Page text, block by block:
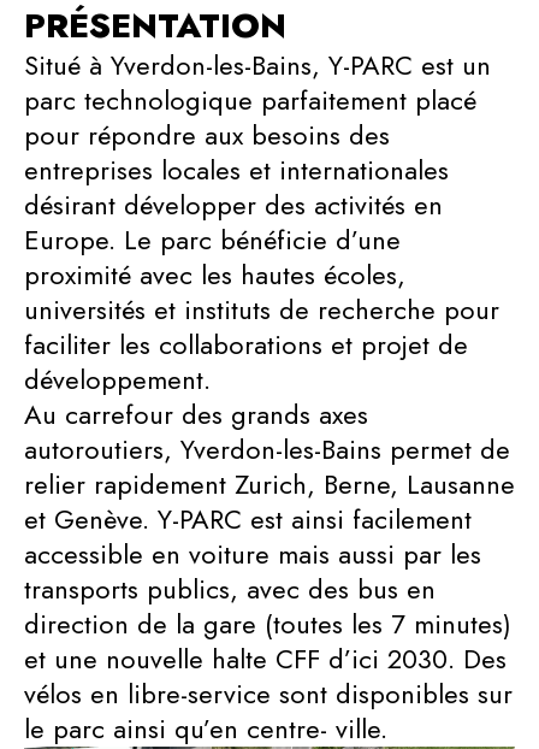
PRÉSENTATION
Situé à Yverdon-les-Bains, Y-PARC est un
parc technologique parfaitement placé
pour répondre aux besoins des
entreprises locales et internationales
désirant développer des activités en
Europe. Le parc bénéficie d’une
proximité avec les hautes écoles,
universités et instituts de recherche pour
faciliter les collaborations et projet de
développement.
Au carrefour des grands axes
autoroutiers, Yverdon-les-Bains permet de
relier rapidement Zurich, Berne, Lausanne
et Genève. Y-PARC est ainsi facilement
accessible en voiture mais aussi par les
transports publics, avec des bus en
direction de la gare (toutes les 7 minutes)
et une nouvelle halte CFF d’ici 2030. Des
vélos en libre-service sont disponibles sur
le parc ainsi qu’en centre- ville.